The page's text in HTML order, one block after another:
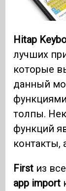
Hitap
лучших
которые
данный
толпы.
функций
контакты,
First из
app import